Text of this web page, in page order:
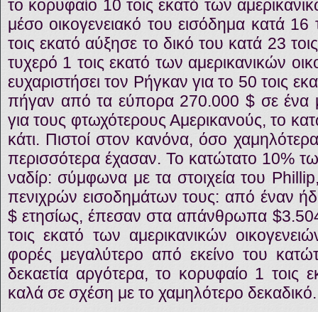
το κορυφαίο 10 τοις εκατό των
μέσο οικογενειακό του εισόδημα κατά 16
τοις εκατό αύξησε το δικό του κατά 23
τυχερό 1 τοις εκατό των αμερικανικών
ευχαριστήσει τον Ρήγκαν για το 50 τοις
πήγαν από τα εύπορα 270.000 $ σε ένα
για τους φτωχότερους Αμερικανούς, το
κάτι. Πιστοί στον κανόνα, όσο
περισσότερα έχασαν. Το κατώτατο 10%
ναδίρ: σύμφωνα με τα στοιχεία του
πενιχρών εισοδημάτων τους: από έναν
$ ετησίως, έπεσαν στα απάνθρωπα
τοις εκατό των αμερικανικών
φορές μεγαλύτερο από εκείνο του
δεκαετία αργότερα, το κορυφαίο 1 τοις
καλά σε σχέση με το χαμηλότερο δεκαδικό.